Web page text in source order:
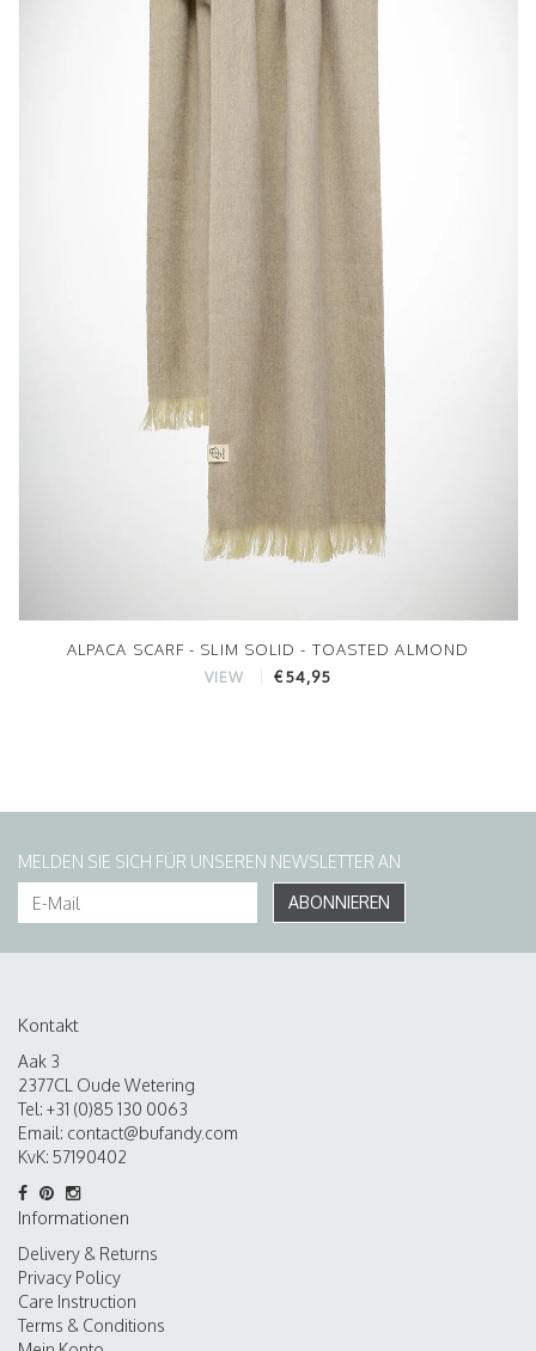
ALPACA SCARF - SLIM SOLID - TOASTED ALMOND
VIEW €54,95
MELDEN SIE SICH FÜR UNSEREN NEWSLETTER AN
ABONNIEREN
Kontakt
Aak 3
2377CL Oude Wetering
Tel: +31 (0)85 130 0063
Email: contact@bufandy.com
KvK: 57190402
Informationen
Delivery & Returns
Privacy Policy
Care Instruction
Terms & Conditions